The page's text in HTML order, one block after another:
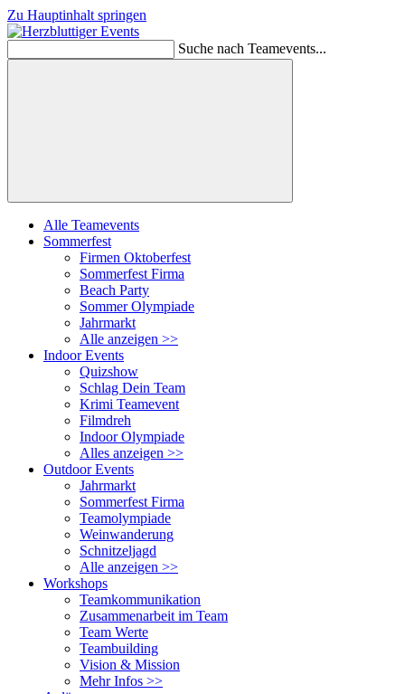
Zu Hauptinhalt springen
Suche nach Teamevents...
Alle Teamevents
Sommerfest
Firmen Oktoberfest
Sommerfest Firma
Beach Party
Sommer Olympiade
Jahrmarkt
Alle anzeigen >>
Indoor Events
Quizshow
Schlag Dein Team
Krimi Teamevent
Filmdreh
Indoor Olympiade
Alles anzeigen >>
Outdoor Events
Jahrmarkt
Sommerfest Firma
Teamolympiade
Weinwanderung
Schnitzeljagd
Alle anzeigen >>
Workshops
Teamkommunikation
Zusammenarbeit im Team
Team Werte
Teambuilding
Vision & Mission
Mehr Infos >>